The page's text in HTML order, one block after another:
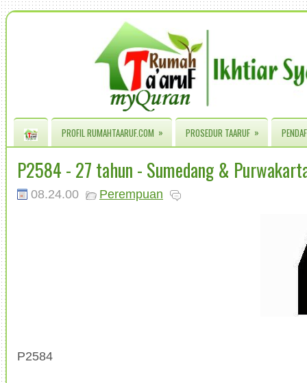
PROFIL RUMAHTAARUF.COM » PROSEDUR TAARUF »
P2584 - 27 tahun - Sumedang &
08.24.00 Perempuan
P2584